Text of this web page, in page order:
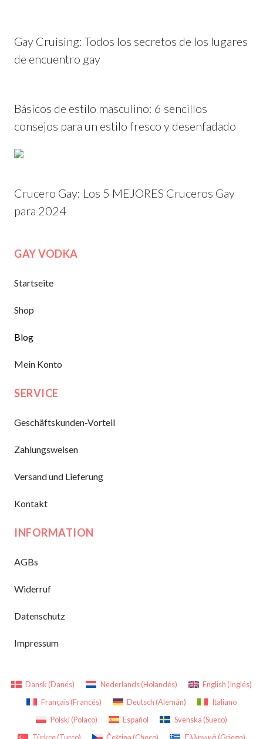
Gay Cruising: Todos los secretos de los lugares
de encuentro gay
Básicos de estilo masculino: 6 sencillos
consejos para un estilo fresco y desenfadado
Crucero Gay: Los 5 MEJORES Cruceros Gay
para 2024
GAY VODKA
Startseite
Shop
Blog
Mein Konto
SERVICE
Geschäftskunden-Vorteil
Zahlungsweisen
Versand und Lieferung
Kontakt
INFORMATION
AGBs
Widerruf
Datenschutz
Impressum
Dansk (Danés) Nederlands(Holandés) English (Inglés)
Français(Francés) Deutsch (Alemán)
Italiano
Polski(Polaco) Español Svenska (Sueco)